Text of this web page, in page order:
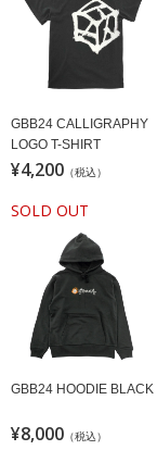
GBB24 CALLIGRAPHY
LOGO T-SHIRT
¥4,200 （税込）
SOLD OUT
GBB24 HOODIE BLACK
¥8,000 （税込）